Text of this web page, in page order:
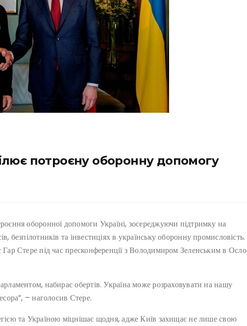
потроєну оборонну допомогу
оборонної допомоги Україні, зосереджуючи підтримку на
безпілотників та інвестиціях в українську оборонну промисловість.
Стере під час пресконференції з Володимиром Зеленським в Осло
набирає обертів. Україна може розраховувати на нашу
– наголосив Стере.
та Україною міцнішає щодня, адже Київ захищає не лише свою